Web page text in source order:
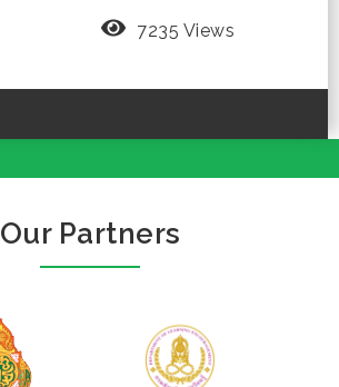
7235 Views
Our Partners